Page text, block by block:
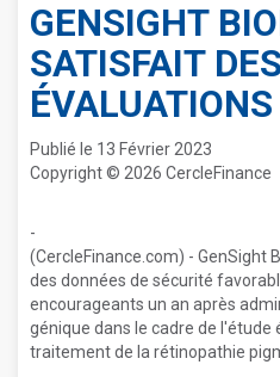
GENSIGHT
SATISFAIT DES
Publié le 13 Février 2023
Copyright © 2026 CercleFinance
-
(CercleFinance.com) - GenSight
des données de sécurité
encourageants un an après
génique dans le cadre de l'étude
traitement de la rétinopathie